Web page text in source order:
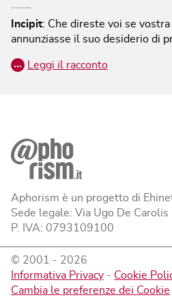
Incipit: Che direste voi se
annunziasse il suo desiderio di
… Leggi il racconto
Aphorism è un progetto di
Sede legale: Via Ugo De Carolis
P. IVA: 0793109100
© 2001 - 2026
Informativa Privacy - Cookie
Cambia le preferenze dei Cookie